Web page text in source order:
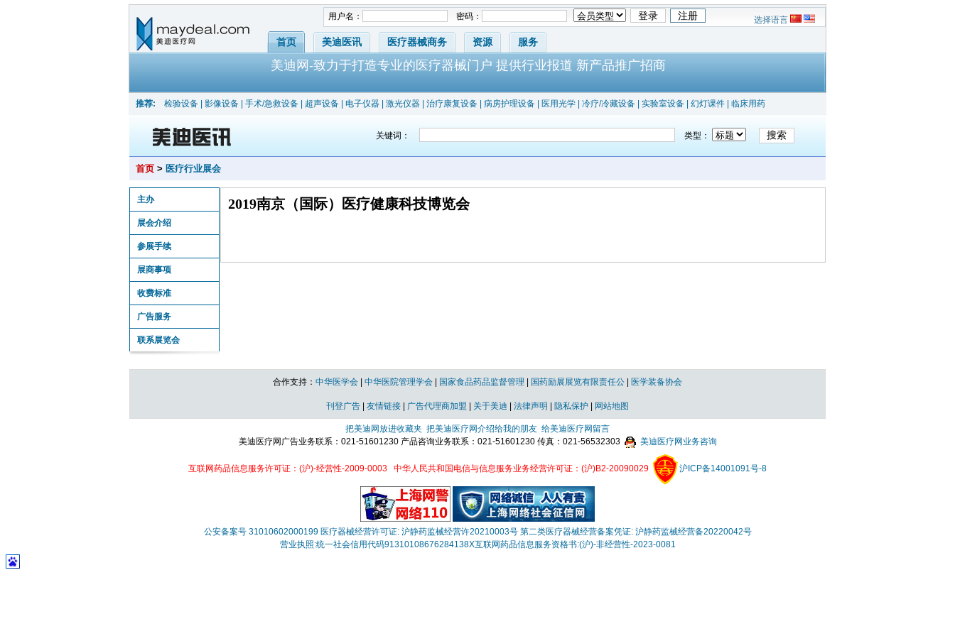
用户名： 密码： 选择语言
首页 美迪医讯 医疗器械商务 资源 服务
美迪网-致力于打造专业的医疗器械门户 提供行业报道 新产品推广招商
推荐: 检验设备 影像设备 手术/急救设备 超声设备 电子仪器 激光仪器 治疗康复设备 病房护理设备 医用光学 冷疗/冷藏设备 实验室设备 幻灯课件 临床用药
关键词： 类型：
首页 > 医疗行业展会
主办
展会介绍
参展手续
展商事项
收费标准
广告服务
联系展览会
2019南京（国际）医疗健康科技博览会
合作支持： 中华医学会 中华医院管理学会 国家食品药品监督管理 国药励展展览有限责任公 医学装备协会
刊登广告 友情链接 广告代理商加盟 关于美迪 法律声明 隐私保护 网站地图
把美迪网放进收藏夹 把美迪医疗网介绍给我的朋友 给美迪医疗网留言
美迪医疗网广告业务联系：021-51601230 产品咨询业务联系：021-51601230 传真：021-56532303
美迪医疗网业务咨询
互联网药品信息服务许可证：(沪)-经营性-2009-0003 中华人民共和国电信与信息服务业务经营许可证：(沪)B2-20090029 沪ICP备14001091号-8
公安备案号 31010602000199 医疗器械经营许可证: 沪静药监械经营许20210003号 第二类医疗器械经营备案凭证: 沪静药监械经营备20220042号
营业执照:统一社会信用代码91310108676284138X互联网药品信息服务资格书:(沪)-非经营性-2023-0081